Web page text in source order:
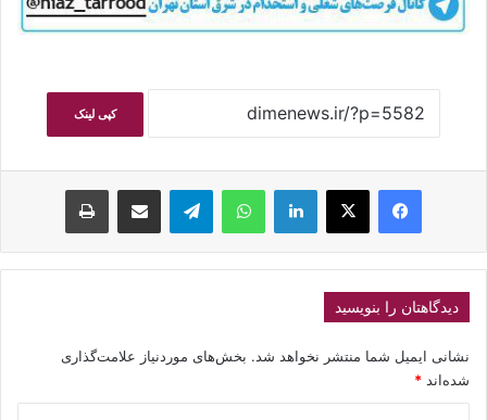
کپی لینک
فیسبوکایکس لینکداین واتس آپ تلگرام اشتراک گذاری با ایمیل چاپ
دیدگاهتان را بنویسید
نشانی ایمیل شما منتشر نخواهد شد. بخش‌های موردنیاز علامت‌گذاری
شده‌اند *